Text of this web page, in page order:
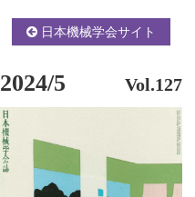
日本機械学会サイト
2024/5 Vol.127